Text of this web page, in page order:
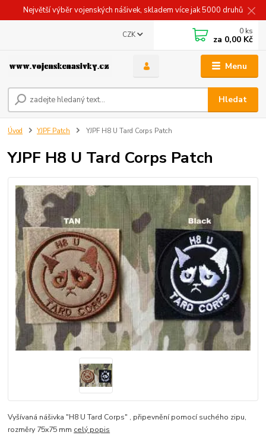
Největší výběr vojenských nášivek, skladem více jak 5000 druhů
Menu
CZK
Hledat
0 ks
za 0,00 Kč
Úvod YJPF Patch YJPF H8 U Tard Corps Patch
YJPF H8 U Tard Corps Patch
Vyšívaná nášivka "H8 U Tard Corps" , připevnění pomocí suchého zipu,
rozměry 75x75 mm celý popis